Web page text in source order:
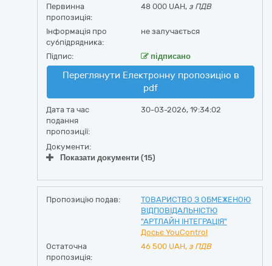
Первинна
пропозиція:
48 000 UAH, з ПДВ
Інформація про
субпідрядника:
не залучається
Підпис: підписано
Переглянути Електронну пропозицію в
pdf
Дата та час
подання
пропозиції:
30-03-2026, 19:34:02
Документи:
Показати документи (15)
Пропозицію подав:
ТОВАРИСТВО З ОБМЕЖЕНОЮ
ВІДПОВІДАЛЬНІСТЮ
"АРТЛАЙН ІНТЕГРАЦІЯ"
Досьє YouControl
Остаточна
пропозиція:
46 500 UAH, з ПДВ